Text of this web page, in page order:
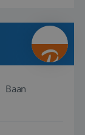
Baan